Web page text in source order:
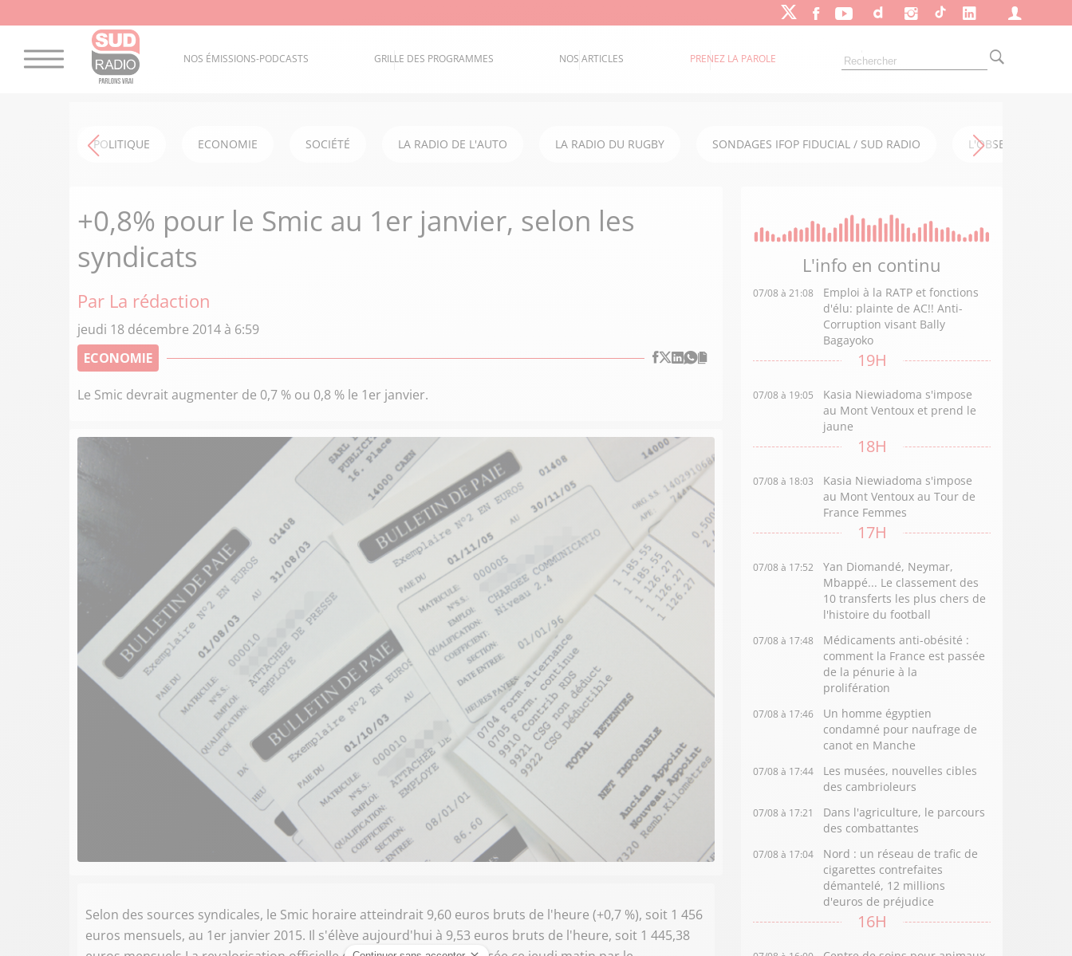
NOS ÉMISSIONS-PODCASTS GRILLE DES PROGRAMMES NOS ARTICLES PRENEZ LA PAROLE
POLITIQUE ECONOMIE SOCIÉTÉ LA RADIO DE L'AUTO LA RADIO DU RUGBY SONDAGES IFOP FIDUCIAL / SUD RADIO L'OBSERVATOIRE
+0,8% pour le Smic au 1er janvier, selon les
syndicats
Par La rédaction
jeudi 18 décembre 2014 à 6:59
ECONOMIE
Le Smic devrait augmenter de 0,7 % ou 0,8 % le 1er janvier.
Selon des sources syndicales, le Smic horaire atteindrait 9,60 euros bruts de l'heure (+0,7 %), soit 1 456
euros mensuels, au 1er janvier 2015. Il s'élève aujourd'hui à 9,53 euros bruts de l'heure, soit 1 445,38
L'info en continu
07/08 à 21:08
Emploi à la RATP et fonctions
d'élu: plainte de AC!! Anti-
Corruption visant Bally
Bagayoko
19H
07/08 à 19:05
Kasia Niewiadoma s'impose
au Mont Ventoux et prend le
jaune
18H
07/08 à 18:03
Kasia Niewiadoma s'impose
au Mont Ventoux au Tour de
France Femmes
17H
07/08 à 17:52
Yan Diomandé, Neymar,
Mbappé... Le classement des
10 transferts les plus chers de
l'histoire du football
07/08 à 17:48
Médicaments anti-obésité :
comment la France est passée
de la pénurie à la
prolifération
07/08 à 17:46
Un homme égyptien
condamné pour naufrage de
canot en Manche
07/08 à 17:44
Les musées, nouvelles cibles
des cambrioleurs
07/08 à 17:21
Dans l'agriculture, le parcours
des combattantes
07/08 à 17:04
Nord : un réseau de trafic de
cigarettes contrefaites
démantelé, 12 millions
d'euros de préjudice
16H